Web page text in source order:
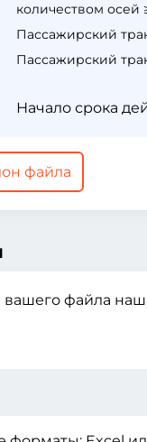
количеством осей
Пассажирский
Пассажирский
Начало срока
файла
вашего файла